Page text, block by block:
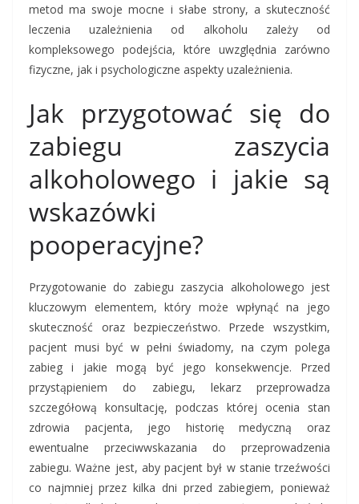
metod ma swoje mocne i słabe strony, a skuteczność
leczenia uzależnienia od alkoholu zależy od
kompleksowego podejścia, które uwzględnia zarówno
fizyczne, jak i psychologiczne aspekty uzależnienia.
Jak przygotować się do
zabiegu zaszycia
alkoholowego i jakie są
wskazówki
pooperacyjne?
Przygotowanie do zabiegu zaszycia alkoholowego jest
kluczowym elementem, który może wpłynąć na jego
skuteczność oraz bezpieczeństwo. Przede wszystkim,
pacjent musi być w pełni świadomy, na czym polega
zabieg i jakie mogą być jego konsekwencje. Przed
przystąpieniem do zabiegu, lekarz przeprowadza
szczegółową konsultację, podczas której ocenia stan
zdrowia pacjenta, jego historię medyczną oraz
ewentualne przeciwwskazania do przeprowadzenia
zabiegu. Ważne jest, aby pacjent był w stanie trzeźwości
co najmniej przez kilka dni przed zabiegiem, ponieważ